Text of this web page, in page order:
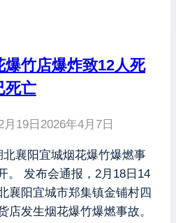
爆竹店爆炸致12人死
死亡
月19日 2026年4月7日
襄阳宜城烟花爆竹爆燃事
。 发布会通报，2月18日14
襄阳宜城市郑集镇金铺村四
店发生烟花爆竹爆燃事故。